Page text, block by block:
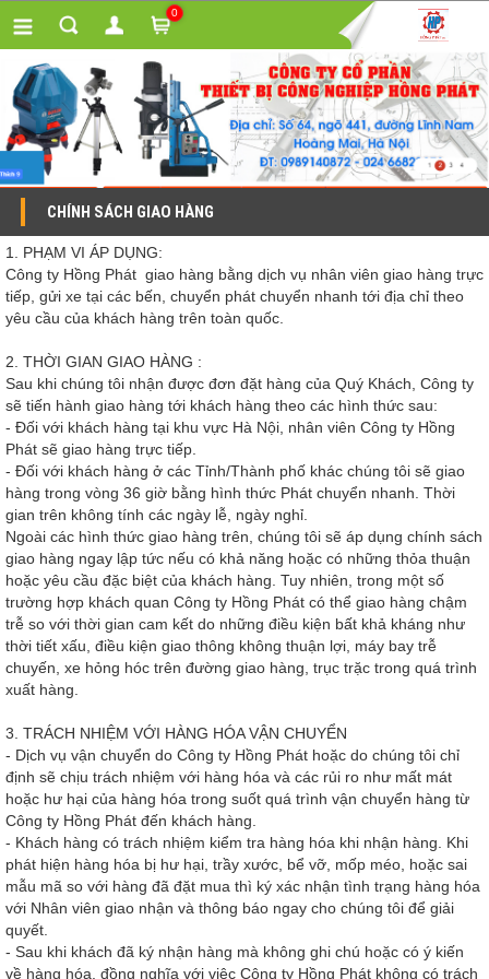
0
CHÍNH SÁCH GIAO HÀNG
1. PHẠM VI ÁP DỤNG:
Công ty Hồng Phát giao hàng bằng dịch vụ nhân viên giao hàng trực
tiếp, gửi xe tại các bến, chuyển phát chuyển nhanh tới địa chỉ theo
yêu cầu của khách hàng trên toàn quốc.
2. THỜI GIAN GIAO HÀNG :
Sau khi chúng tôi nhận được đơn đặt hàng của Quý Khách, Công ty
sẽ tiến hành giao hàng tới khách hàng theo các hình thức sau:
- Đối với khách hàng tại khu vực Hà Nội, nhân viên Công ty Hồng
Phát sẽ giao hàng trực tiếp.
- Đối với khách hàng ở các Tỉnh/Thành phố khác chúng tôi sẽ giao
hàng trong vòng 36 giờ bằng hình thức Phát chuyển nhanh. Thời
gian trên không tính các ngày lễ, ngày nghỉ.
Ngoài các hình thức giao hàng trên, chúng tôi sẽ áp dụng chính sách
giao hàng ngay lập tức nếu có khả năng hoặc có những thỏa thuận
hoặc yêu cầu đặc biệt của khách hàng. Tuy nhiên, trong một số
trường hợp khách quan Công ty Hồng Phát có thể giao hàng chậm
trễ so với thời gian cam kết do những điều kiện bất khả kháng như
thời tiết xấu, điều kiện giao thông không thuận lợi, máy bay trễ
chuyến, xe hỏng hóc trên đường giao hàng, trục trặc trong quá trình
xuất hàng.
3. TRÁCH NHIỆM VỚI HÀNG HÓA VẬN CHUYỂN
- Dịch vụ vận chuyển do Công ty Hồng Phát hoặc do chúng tôi chỉ
định sẽ chịu trách nhiệm với hàng hóa và các rủi ro như mất mát
hoặc hư hại của hàng hóa trong suốt quá trình vận chuyển hàng từ
Công ty Hồng Phát đến khách hàng.
- Khách hàng có trách nhiệm kiểm tra hàng hóa khi nhận hàng. Khi
phát hiện hàng hóa bị hư hại, trầy xước, bể vỡ, mốp méo, hoặc sai
mẫu mã so với hàng đã đặt mua thì ký xác nhận tình trạng hàng hóa
với Nhân viên giao nhận và thông báo ngay cho chúng tôi để giải
quyết.
- Sau khi khách đã ký nhận hàng mà không ghi chú hoặc có ý kiến
về hàng hóa, đồng nghĩa với việc Công ty Hồng Phát không có trách